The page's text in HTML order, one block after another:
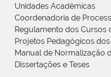
Unidades Acadêmicas
Coordenadoria de
Regulamento dos Cursos
Projetos Pedagógicos
Manual de Normalização
Dissertações e Teses